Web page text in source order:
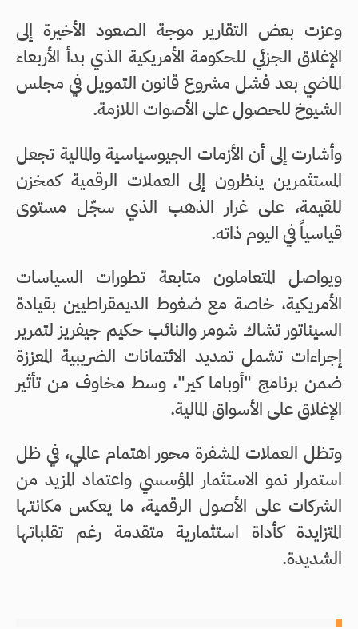
وعزت بعض التقارير موجة الصعود الأخيرة إلى
الإغلاق الجزئي للحكومة الأمريكية الذي بدأ الأربعاء
الماضي بعد فشل مشروع قانون التمويل في مجلس
الشيوخ للحصول على الأصوات اللازمة.
وأشارت إلى أن الأزمات الجيوسياسية والمالية تجعل
المستثمرين ينظرون إلى العملات الرقمية كمخزن
للقيمة، على غرار الذهب الذي سجّل مستوى
قياسياً في اليوم ذاته.
ويواصل المتعاملون متابعة تطورات السياسات
الأمريكية، خاصة مع ضغوط الديمقراطيين بقيادة
السيناتور تشاك شومر والنائب حكيم جيفريز لتمرير
إجراءات تشمل تمديد الائتمانات الضريبية المعززة
ضمن برنامج "أوباما كير"، وسط مخاوف من تأثير
الإغلاق على الأسواق المالية.
وتظل العملات المشفرة محور اهتمام عالمي، في ظل
استمرار نمو الاستثمار المؤسسي واعتماد المزيد من
الشركات على الأصول الرقمية، ما يعكس مكانتها
المتزايدة كأداة استثمارية متقدمة رغم تقلباتها
الشديدة.